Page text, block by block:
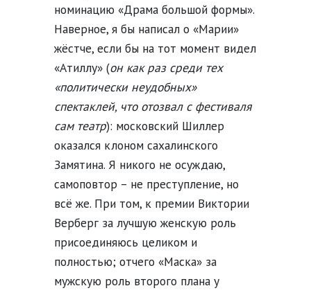
номинацию «Драма большой формы».
Наверное, я бы написал о «Марии»
жёстче, если бы на тот момент видел
«Атиллу» (он как раз среди тех
«политически неудобных»
спектаклей, что отозвал с фестиваля
сам театр): московский Шиллер
оказался клоном сахалинского
Замятина. Я никого не осуждаю,
самоповтор – не преступление, но
всё же. При том, к премии Виктории
Верберг за лучшую женскую роль
присоединяюсь целиком и
полностью; отчего «Маска» за
мужскую роль второго плана у